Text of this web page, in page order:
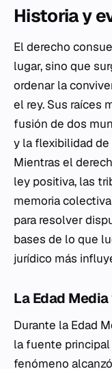
Historia y
El derecho
lugar, sino que
ordenar la
el rey. Sus raíces
fusión de dos
y la flexibilidad
Mientras el
ley positiva, las
memoria
para resolver
bases de lo que
jurídico más
La Edad
Durante la Edad
la fuente principal
fenómeno